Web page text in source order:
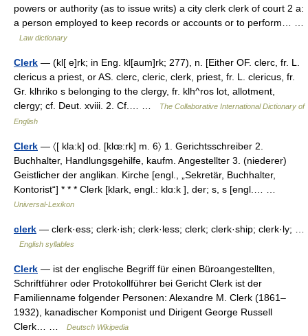
powers or authority (as to issue writs) a city clerk clerk of court 2 a:
a person employed to keep records or accounts or to perform… …
Law dictionary
Clerk — (kl[ e]rk; in Eng. kl[aum]rk; 277), n. [Either OF. clerc, fr. L.
clericus a priest, or AS. clerc, cleric, clerk, priest, fr. L. clericus, fr.
Gr. klhriko s belonging to the clergy, fr. klh^ros lot, allotment,
clergy; cf. Deut. xviii. 2. Cf.… …
The Collaborative International Dictionary of
English
Clerk — 〈[ kla:k] od. [klœ:rk] m. 6〉 1. Gerichtsschreiber 2.
Buchhalter, Handlungsgehilfe, kaufm. Angestellter 3. (niederer)
Geistlicher der anglikan. Kirche [engl., „Sekretär, Buchhalter,
Kontorist“] * * * Clerk [klark, engl.: klɑ:k ], der; s, s [engl.… …
Universal-Lexikon
clerk — clerk·ess; clerk·ish; clerk·less; clerk; clerk·ship; clerk·ly; …
English syllables
Clerk — ist der englische Begriff für einen Büroangestellten,
Schriftführer oder Protokollführer bei Gericht Clerk ist der
Familienname folgender Personen: Alexandre M. Clerk (1861–
1932), kanadischer Komponist und Dirigent George Russell
Clerk… …
Deutsch Wikipedia